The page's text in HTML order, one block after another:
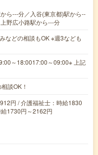
ら---分／入谷(東京都)駅から--
野広小路駅から---分
などの相談もOK ※週3なども
～18:0017:00～09:00※ 上記
談OK！
円 / 介護福祉士：時給1830
1730円～2162円